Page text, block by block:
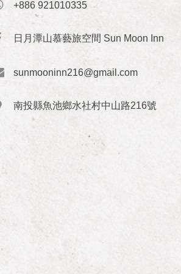
+886 921010335
日月潭山慕藝旅空間 Sun Moon Inn
sunmooninn216@gmail.com
南投縣魚池鄉水社村中山路216號